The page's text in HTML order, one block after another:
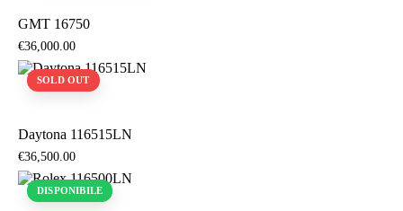
GMT 16750
€36,000 00
SOLD OUT
Daytona 116515LN
€36,500 00
DISPONIBILE